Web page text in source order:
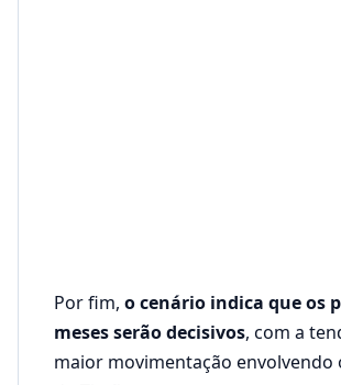
Por fim, o cenário indica que os
meses serão decisivos, com a
maior movimentação envolvendo